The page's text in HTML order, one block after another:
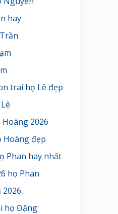
hay
trai họ Lê đẹp
2026
Hoàng đẹp
Phan hay nhất
họ Phan
2026
họ Đặng